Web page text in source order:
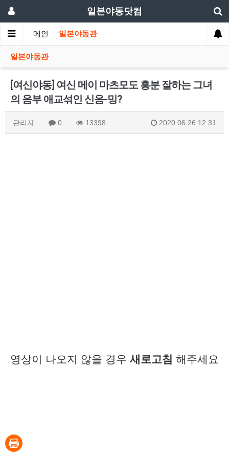
일본야동닷컴
메인 일본야동관
일본야동관
[여신야동] 여신 메이 마츠모도 흥분 잘하는 그녀
의 음부 애교섞인 신음-밍?
관리자 0 13398 2020.06.26 12:31
영상이 나오지 않을 경우 새로고침 해주세요